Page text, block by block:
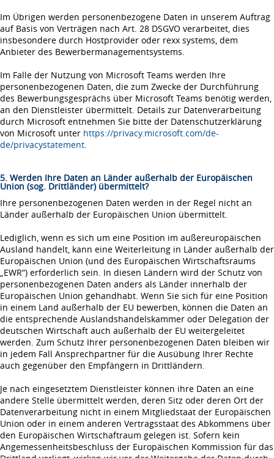
Im Übrigen werden personenbezogene Daten in unserem Auftrag
auf Basis von Verträgen nach Art. 28 DSGVO verarbeitet, dies
insbesondere durch Hostprovider oder rexx systems, dem
Anbieter des Bewerbermanagementsystems.
Im Falle der Nutzung von Microsoft Teams werden Ihre
personenbezogenen Daten, die zum Zwecke der Durchführung
des Bewerbungsgesprächs über Microsoft Teams benötig werden,
an den Dienstleister übermittelt. Details zur Datenverarbeitung
durch Microsoft entnehmen Sie bitte der Datenschutzerklärung
von Microsoft unter https://privacy.microsoft.com/de-
de/privacystatement.
5. Werden Ihre Daten an Länder außerhalb der Europäischen
Union (sog. Drittländer) übermittelt?
Ihre personenbezogenen Daten werden in der Regel nicht an
Länder außerhalb der Europäischen Union übermittelt.
Lediglich, wenn es sich um eine Position im außereuropäischen
Ausland handelt, kann eine Weiterleitung in Länder außerhalb der
Europäischen Union (und des Europäischen Wirtschaftsraums
„EWR“) erforderlich sein. In diesen Ländern wird der Schutz von
personenbezogenen Daten anders als Länder innerhalb der
Europäischen Union gehandhabt. Wenn Sie sich für eine Position
in einem Land außerhalb der EU bewerben, können die Daten an
die entsprechende Auslandshandelskammer oder Delegation der
deutschen Wirtschaft auch außerhalb der EU weitergeleitet
werden. Zum Schutz Ihrer personenbezogenen Daten bleiben wir
in jedem Fall Ansprechpartner für die Ausübung Ihrer Rechte
auch gegenüber den Empfängern in Drittländern.
Je nach eingesetztem Dienstleister können ihre Daten an eine
andere Stelle übermittelt werden, deren Sitz oder deren Ort der
Datenverarbeitung nicht in einem Mitgliedstaat der Europäischen
Union oder in einem anderen Vertragsstaat des Abkommens über
den Europäischen Wirtschaftraum gelegen ist. Sofern kein
Angemessenheitsbeschluss der Europäischen Kommission für das